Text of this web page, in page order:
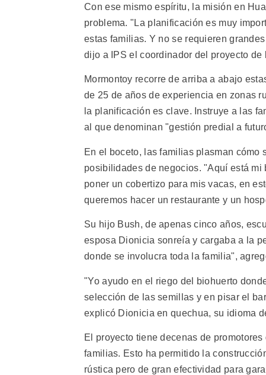
Con ese mismo espíritu, la misión en
problema. "La planificación es muy
estas familias. Y no se requieren
dijo a IPS el coordinador del proyecto de
Mormontoy recorre de arriba a abajo
de 25 de años de experiencia en zonas
la planificación es clave. Instruye a las
al que denominan "gestión predial a
En el boceto, las familias plasman
posibilidades de negocios. "Aquí está mi
poner un cobertizo para mis vacas, en
queremos hacer un restaurante y un
Su hijo Bush, de apenas cinco años,
esposa Dionicia sonreía y cargaba a la
donde se involucra toda la familia",
"Yo ayudo en el riego del biohuerto
selección de las semillas y en pisar el
explicó Dionicia en quechua, su idioma
El proyecto tiene decenas de
familias. Esto ha permitido la
rústica pero de gran efectividad para